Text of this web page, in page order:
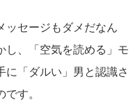
ッセージもダメだなん
し、「空気を読める」モ
に「ダルい」男と認識さ
す。